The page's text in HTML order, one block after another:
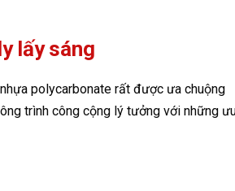
lấy sáng
polycarbonate rất được ưa chuộng
trình công cộng lý tưởng với những